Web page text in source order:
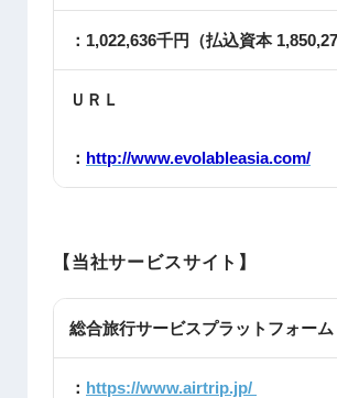
：1,022,636千円（払込資本
ＵＲＬ
： http://www.evolableasia.com/
【当社サービスサイト】
総合旅行サービスプラットフォー
： https://www.airtrip.jp/